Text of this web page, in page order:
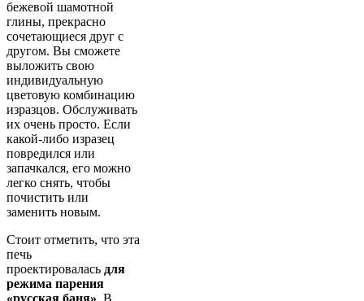
бежевой шамотной
глины, прекрасно
сочетающиеся друг с
другом. Вы сможете
выложить свою
индивидуальную
цветовую комбинацию
изразцов. Обслуживать
их очень просто. Если
какой-либо изразец
повредился или
запачкался, его можно
легко снять, чтобы
почистить или
заменить новым.
Стоит отметить, что эта
печь
проектировалась для
режима парения
«русская баня» . В